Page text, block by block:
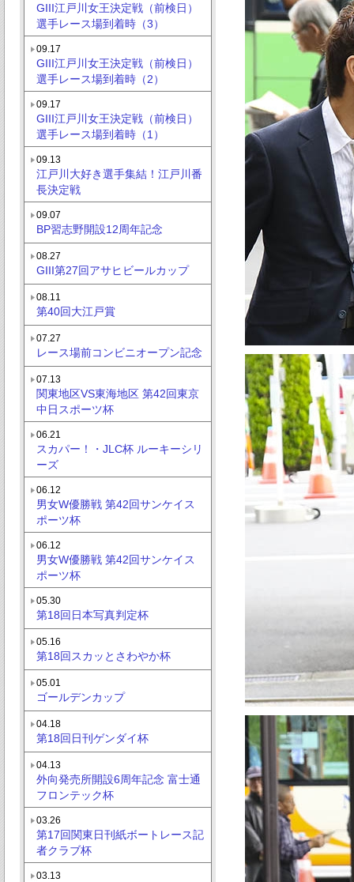
GIII江戸川女王決定戦（前検日）
選手レース場到着時（3）
09.17
GIII江戸川女王決定戦（前検日）
選手レース場到着時（2）
09.17
GIII江戸川女王決定戦（前検日）
選手レース場到着時（1）
09.13
江戸川大好き選手集結！江戸川番
長決定戦
09.07
BP習志野開設12周年記念
08.27
GIII第27回アサヒビールカップ
08.11
第40回大江戸賞
07.27
レース場前コンビニオープン記念
07.13
関東地区VS東海地区 第42回東京
中日スポーツ杯
06.21
スカパー！・JLC杯 ルーキーシリ
ーズ
06.12
男女W優勝戦 第42回サンケイス
ポーツ杯
06.12
男女W優勝戦 第42回サンケイス
ポーツ杯
05.30
第18回日本写真判定杯
05.16
第18回スカッとさわやか杯
05.01
ゴールデンカップ
04.18
第18回日刊ゲンダイ杯
04.13
外向発売所開設6周年記念 富士通
フロンテック杯
03.26
第17回関東日刊紙ボートレース記
者クラブ杯
03.13